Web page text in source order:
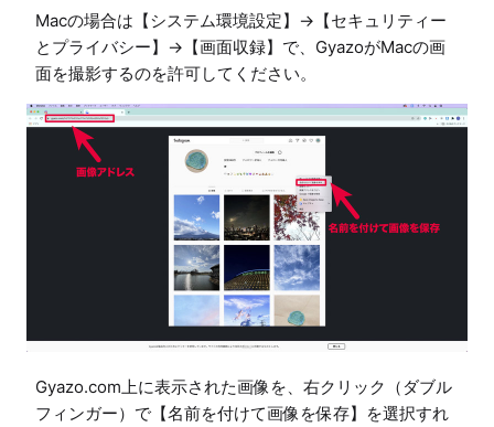
Macの場合は【システム環境設定】→【セキュリティー
とプライバシー】→【画面収録】で、GyazoがMacの画
面を撮影するのを許可してください。
Gyazo.com上に表示された画像を、右クリック（ダブル
フィンガー）で【名前を付けて画像を保存】を選択すれ